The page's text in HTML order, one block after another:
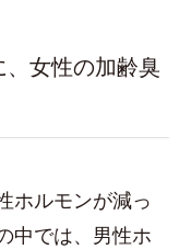
女性の加齢臭
ホルモンが減っ
中では、男性ホ